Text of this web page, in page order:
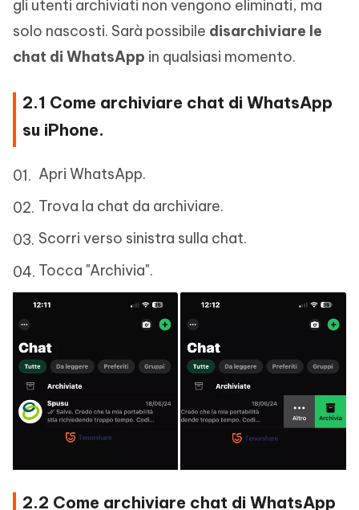
gli utenti archiviati non vengono eliminati, ma
solo nascosti. Sarà possibile disarchiviare le
chat di WhatsApp in qualsiasi momento.
2.1 Come archiviare chat di WhatsApp
su iPhone.
Apri WhatsApp.
Trova la chat da archiviare.
Scorri verso sinistra sulla chat.
Tocca "Archivia".
2.2 Come archiviare chat di WhatsApp